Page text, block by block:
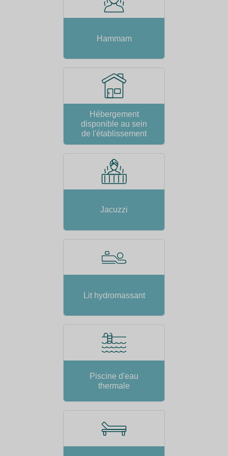
Hammam
Hébergement
disponible au sein
de l'établissement
Jacuzzi
Lit hydromassant
Piscine d'eau
thermale